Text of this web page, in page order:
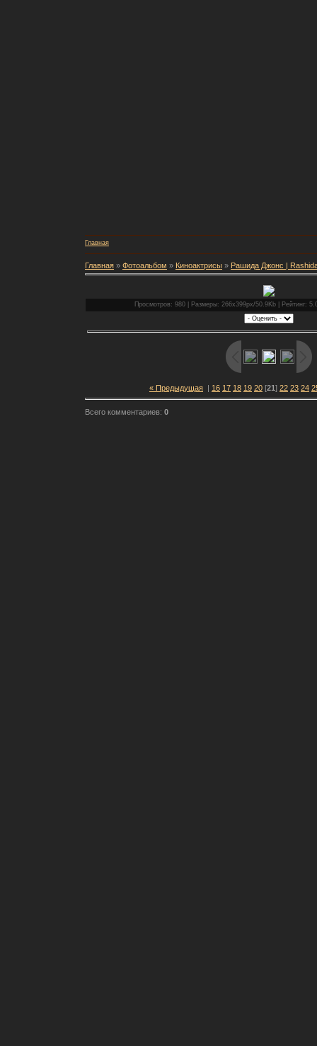
Главная
Главная » Фотоальбом » Киноактрисы » Рашида Джонс |
Просмотров: 980 | Размеры: 266x399px/50.9Kb | Рейтинг:
« Предыдущая | 16 17 18 19 20 [21] 22 23 24
Всего комментариев: 0